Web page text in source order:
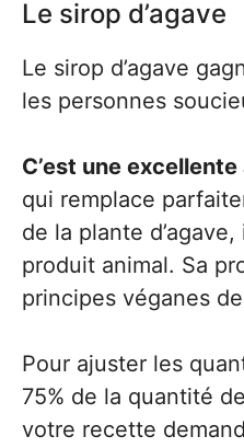
Le sirop d’agave
Le sirop d’agave
les personnes
C’est une
qui remplace
de la plante
produit animal. Sa
principes véganes
Pour ajuster les
75% de la quantité
votre recette